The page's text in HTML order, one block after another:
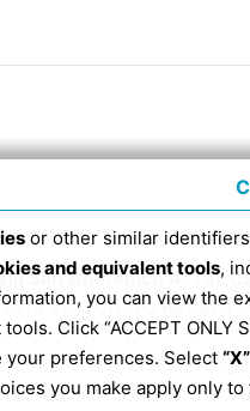
San Domenico 4,
EL CÓDIGO
Información
or other similar
and equivalent tools,
you can view the
Click “ACCEPT
your preferences. Select “X”
you make apply only